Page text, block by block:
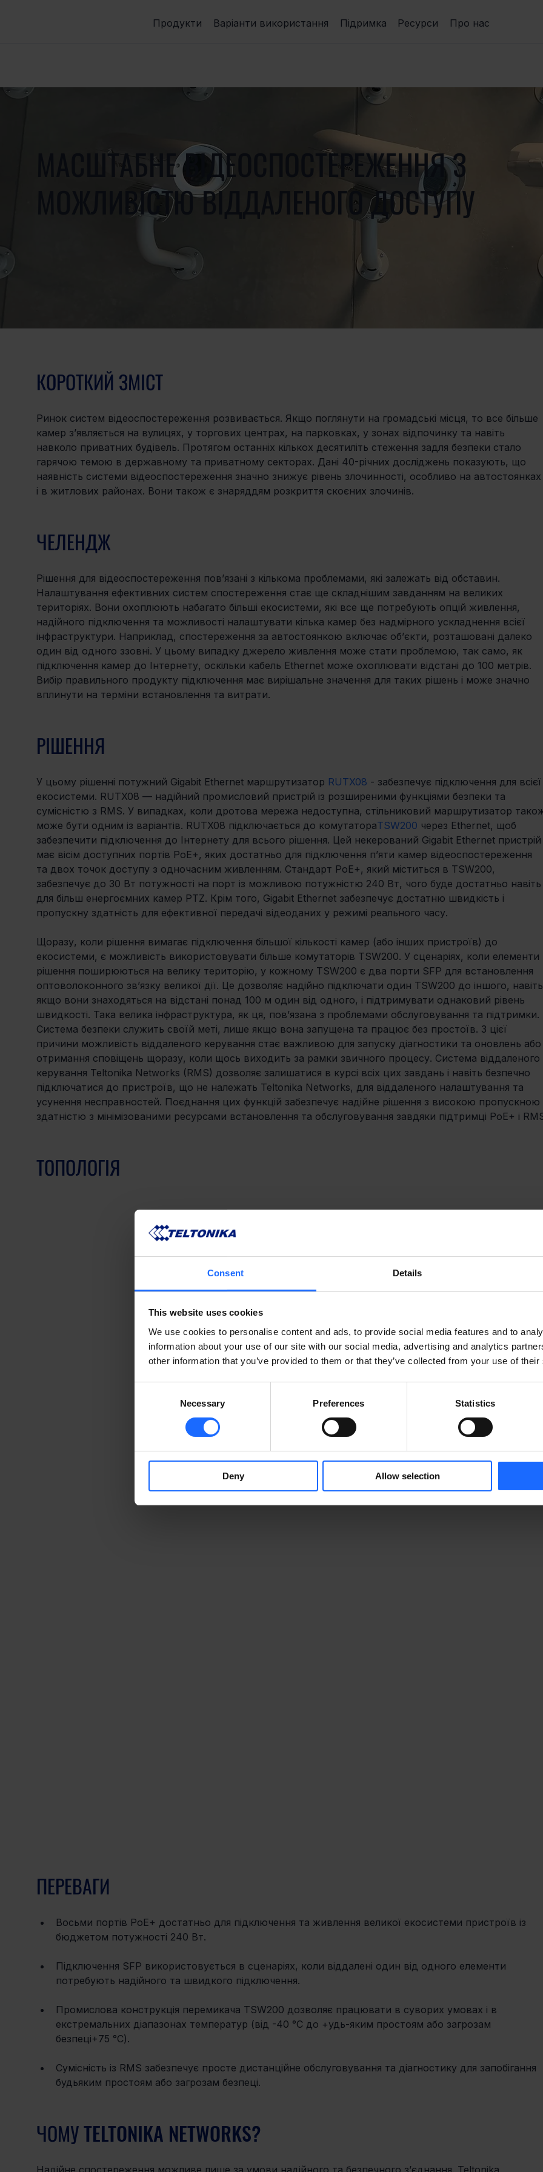
Consent Details
This website uses cookies
We use cookies to personalise content and ads, to provide social media features and to
information about your use of our site with our social media, advertising and analytics
other information that you’ve provided to them or that they’ve collected from your use of
Necessary Preferences Statistics
Deny Allow selection
Продукти Варіанти використання Підримка Ресурси Про нас
МАСШТАБНЕ ВІДЕОСПОСТЕРЕЖЕННЯ З
МОЖЛИВІСТЮ ВІДДАЛЕНОГО ДОСТУПУ
КОРОТКИЙ ЗМІСТ
Ринок систем відеоспостереження розвивається. Якщо поглянути на громадські місця, то все більше
камер з’являється на вулицях, у торгових центрах, на парковках, у зонах відпочинку та навіть
навколо приватних будівель. Протягом останніх кількох десятиліть стеження задля безпеки стало
гарячою темою в державному та приватному секторах. Дані 40-річних досліджень показують, що
наявність системи відеоспостереження значно знижує рівень злочинності, особливо на
і в житлових районах. Вони також є знаряддям розкриття скоєних злочинів.
ЧЕЛЕНДЖ
Рішення для відеоспостереження пов’язані з кількома проблемами, які залежать від обставин.
Налаштування ефективних систем спостереження стає ще складнішим завданням на великих
територіях. Вони охоплюють набагато більші екосистеми, які все ще потребують опцій живлення,
надійного підключення та можливості налаштувати кілька камер без надмірного ускладнення всієї
інфраструктури. Наприклад, спостереження за автостоянкою включає об’єкти, розташовані далеко
один від одного ззовні. У цьому випадку джерело живлення може стати проблемою, так само, як
підключення камер до Інтернету, оскільки кабель Ethernet може охоплювати відстані до 100 метрів.
Вибір правильного продукту підключення має вирішальне значення для таких рішень і може значно
вплинути на терміни встановлення та витрати.
РІШЕННЯ
У цьому рішенні потужний Gigabit Ethernet маршрутизатор RUTX08 - забезпечує підключення для
екосистеми. RUTX08 — надійний промисловий пристрій із розширеними функціями безпеки та
сумісністю з RMS. У випадках, коли дротова мережа недоступна, стільниковий маршрутизатор
може бути одним із варіантів. RUTX08 підключається до комутатораTSW200 через Ethernet, щоб
забезпечити підключення до Інтернету для всього рішення. Цей некерований Gigabit Ethernet
має вісім доступних портів PoE+, яких достатньо для підключення п’яти камер відеоспостереження
та двох точок доступу з одночасним живленням. Стандарт PoE+, який міститься в TSW200,
забезпечує до 30 Вт потужності на порт із можливою потужністю 240 Вт, чого буде достатньо
для більш енергоємних камер PTZ. Крім того, Gigabit Ethernet забезпечує достатню швидкість і
пропускну здатність для ефективної передачі відеоданих у режимі реального часу.
Щоразу, коли рішення вимагає підключення більшої кількості камер (або інших пристроїв) до
екосистеми, є можливість використовувати більше комутаторів TSW200. У сценаріях, коли елементи
рішення поширюються на велику територію, у кожному TSW200 є два порти SFP для встановлення
оптоволоконного зв’язку великої дії. Це дозволяє надійно підключати один TSW200 до іншого,
якщо вони знаходяться на відстані понад 100 м один від одного, і підтримувати однаковий рівень
швидкості. Така велика інфраструктура, як ця, пов’язана з проблемами обслуговування та підтримки.
Система безпеки служить своїй меті, лише якщо вона запущена та працює без простоїв. З цієї
причини можливість віддаленого керування стає важливою для запуску діагностики та оновлень
отримання сповіщень щоразу, коли щось виходить за рамки звичного процесу. Система віддаленого
керування Teltonika Networks (RMS) дозволяє залишатися в курсі всіх цих завдань і навіть безпечно
підключатися до пристроїв, що не належать Teltonika Networks, для віддаленого налаштування та
усунення несправностей. Поєднання цих функцій забезпечує надійне рішення з високою пропускною
здатністю з мінімізованими ресурсами встановлення та обслуговування завдяки підтримці PoE+ і
ТОПОЛОГІЯ
ПЕРЕВАГИ
Восьми портів PoE+ достатньо для підключення та живлення великої екосистеми пристроїв із
бюджетом потужності 240 Вт.
Підключення SFP використовується в сценаріях, коли віддалені один від одного елементи
потребують надійного та швидкого підключення.
Промислова конструкція перемикача TSW200 дозволяє працювати в суворих умовах і в
екстремальних діапазонах температур (від -40 °C до +удь-яким простоям або загрозам
безпеці+75 °C).
Сумісність із RMS забезпечує просте дистанційне обслуговування та діагностику для запобігання
будьяким простоям або загрозам безпеці.
ЧОМУ TELTONIKA NETWORKS?